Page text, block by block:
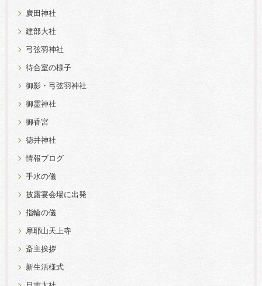
廣田神社
建部大社
弓弦羽神社
待合室の様子
御影・弓弦羽神社
御霊神社
御香宮
徳井神社
情報ブログ
手水の儀
披露宴会場に出発
指輪の儀
摩耶山天上寺
斎主挨拶
新生活様式